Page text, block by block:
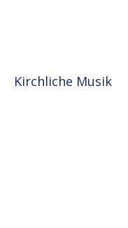
Kirchliche Musik